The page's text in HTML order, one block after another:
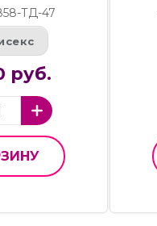
ТД-47
руб.